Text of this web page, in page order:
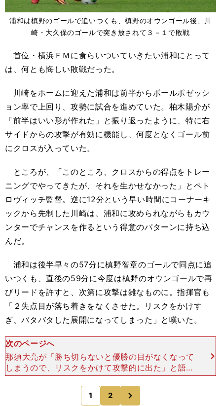
浦和は槙野のゴールで追いつくも、槙野のオウンゴール後、川
崎・大久保のゴールで突き放されて３－１で敗戦
首位・横浜ＦＭに食らいついていきたい浦和にとって
は、何とも悔しい敗戦だった。
川崎をホームに迎えた浦和は前半からボールポゼッシ
ョン率で上回り、攻勢に試合を進めていた。柏木陽介が
「前半はいい形が作れた」と振り返ったように、特に右
サイドからの攻撃が有効に機能し、何度となくゴール前
にクロスが入っていた。
ところが、「このところ、クロスからの得点をトレー
ニングでやってきたが、それを生かせなかった」とペト
ロヴィッチ監督。逆に12分という早い時間にコーナーキ
ックから先制した川崎は、浦和に攻められながらもカウ
ンターでチャンスを作るという得意のパターンに持ち込
んだ。
浦和は後半早々の57分に槙野智章のゴールで同点に追
いつくも、直後の59分に今度は槙野のオウンゴールで再
びリードを許すと、次第に攻撃は雑なものに。指揮官も
「２失点目が落ち着きをなくさせた。リスクをかけす
ぎ、バタバタした展開になってしまった」と嘆いた。
次のページへ
那須大亮が「勝ち切らないと優勝の目がなくなって
しまうので、リスクをかけて攻撃的に出た」と語っ
ていたように覚悟の反撃だったとはいえ、結果的に
３点目を失い、終わってみれば１－３での敗戦であ
る。 現実的
1 2